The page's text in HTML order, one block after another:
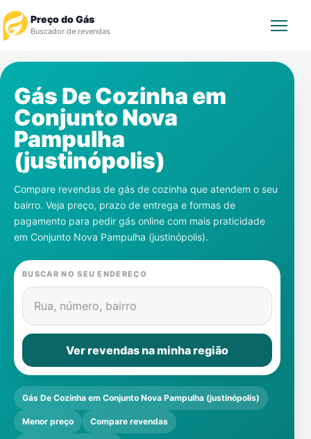
Preço do Gás
Buscador de revendas
Revendedor
Notícias
Cadastre-se
Gás
Gás De Cozinha em
Conjunto Nova
Pampulha
(justinópolis)
Compare revendas de gás de cozinha que atendem o seu
bairro. Veja preço, prazo de entrega e formas de
pagamento para pedir gás online com mais praticidade
em Conjunto Nova Pampulha (justinópolis).
BUSCAR NO SEU ENDEREÇO
Rua, número, bairro
Ver revendas na minha região
Gás De Cozinha em Conjunto Nova Pampulha (justinópolis)
Menor preço Compare revendas